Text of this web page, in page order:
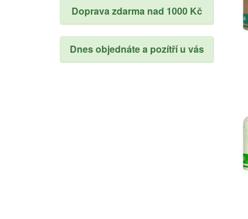
Doprava zdarma nad 1000 Kč
Dnes objednáte a pozítří u vás